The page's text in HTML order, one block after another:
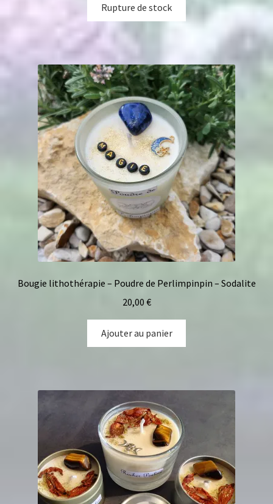
Rupture de stock
Bougie lithothérapie – Poudre de Perlimpinpin – Sodalite
20,00 €
Ajouter au panier